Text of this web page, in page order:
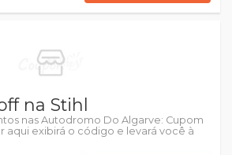
na Stihl
nas Autodromo Do Algarve: Cupom
aqui exibirá o código e levará você à